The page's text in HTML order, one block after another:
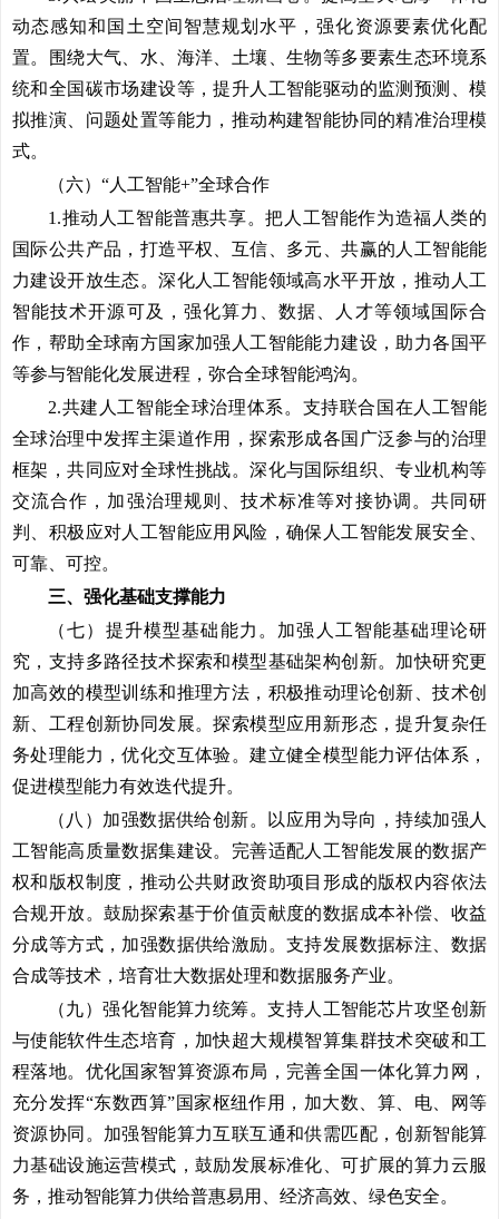
动态感知和国土空间智慧规划水平，强化资源要素优化配
置。围绕大气、水、海洋、土壤、生物等多要素生态环境系
统和全国碳市场建设等，提升人工智能驱动的监测预测、模
拟推演、问题处置等能力，推动构建智能协同的精准治理模
式。
（六）“人工智能+”全球合作
1.推动人工智能普惠共享。把人工智能作为造福人类的
国际公共产品，打造平权、互信、多元、共赢的人工智能能
力建设开放生态。深化人工智能领域高水平开放，推动人工
智能技术开源可及，强化算力、数据、人才等领域国际合
作，帮助全球南方国家加强人工智能能力建设，助力各国平
等参与智能化发展进程，弥合全球智能鸿沟。
2.共建人工智能全球治理体系。 支持联合国在人工智能
全球治理中发挥主渠道作用，探索形成各国广泛参与的治理
框架，共同应对全球性挑战。深化与国际组织、专业机构等
交流合作，加强治理规则、技术标准等对接协调。共同研
判、积极应对人工智能应用风险，确保人工智能发展安全、
可靠、可控。
三、强化基础支撑能力
（七）提升模型基础能力。 加强人工智能基础理论研
究，支持多路径技术探索和模型基础架构创新。加快研究更
加高效的模型训练和推理方法，积极推动理论创新、技术创
新、工程创新协同发展。探索模型应用新形态，提升复杂任
务处理能力，优化交互体验。建立健全模型能力评估体系，
促进模型能力有效迭代提升。
（八）加强数据供给创新。
以应用为导向，持续加强人
工智能高质量数据集建设。完善适配人工智能发展的数据产
权和版权制度，推动公共财政资助项目形成的版权内容依法
合规开放。鼓励探索基于价值贡献度的数据成本补偿、收益
分成等方式，加强数据供给激励。支持发展数据标注、数据
合成等技术，培育壮大数据处理和数据服务产业。
（九）强化智能算力统筹。支持人工智能芯片攻坚创新
与使能软件生态培育，加快超大规模智算集群技术突破和工
程落地。优化国家智算资源布局，完善全国一体化算力网，
充分发挥“东数西算”国家枢纽作用，加大数、算、电、网等
资源协同。加强智能算力互联互通和供需匹配，创新智能算
力基础设施运营模式，鼓励发展标准化、可扩展的算力云服
务，推动智能算力供给普惠易用、经济高效、绿色安全。